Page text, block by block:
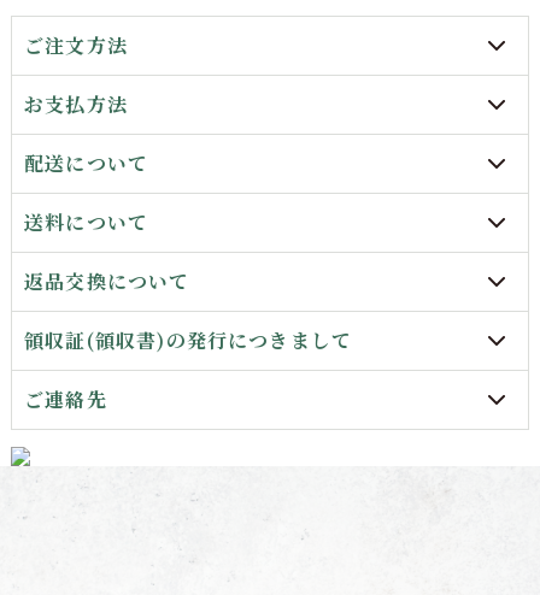
ご注文方法
お支払方法
配送について
送料について
返品交換について
領収証(領収書)の発行につきまして
ご連絡先